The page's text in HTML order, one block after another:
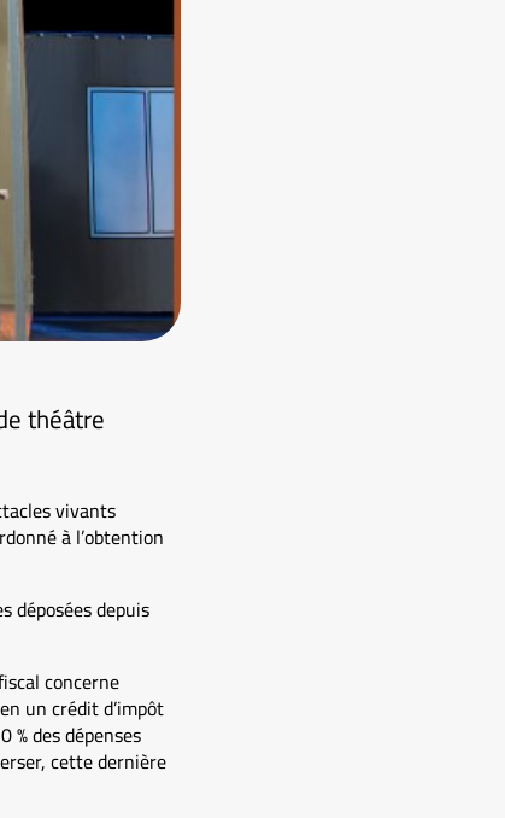
théâtre
vivants
à l’obtention
déposées depuis
concerne
un crédit d’impôt
des dépenses
cette dernière